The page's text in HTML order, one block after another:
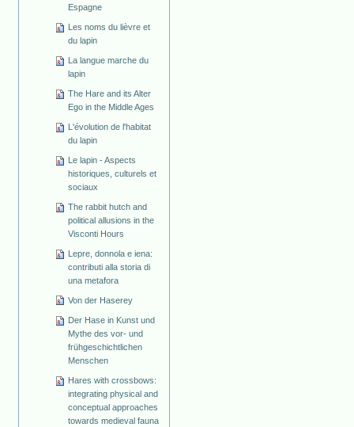
Espagne
Les noms du lièvre et
du lapin
La langue marche du
lapin
The Hare and its Alter
Ego in the Middle Ages
L'évolution de l'habitat
du lapin
Le lapin - Aspects
historiques, culturels et
sociaux
The rabbit hutch and
political allusions in the
Visconti Hours
Lepre, donnola e iena:
contributi alla storia di
una metafora
Von der Haserey
Der Hase in Kunst und
Mythe des vor- und
frühgeschichtlichen
Menschen
Hares with crossbows:
integrating physical and
conceptual approaches
towards medieval fauna